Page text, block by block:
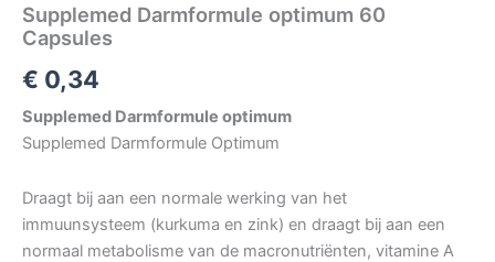
Supplemed Darmformule optimum 60
Capsules
€ 0,34
Supplemed Darmformule optimum
Supplemed Darmformule Optimum
Draagt bij aan een normale werking van het
immuunsysteem (kurkuma en zink) en draagt bij aan een
normaal metabolisme van de macronutriënten, vitamine A